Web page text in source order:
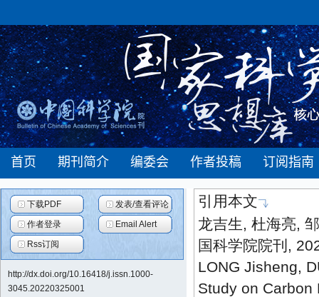
下载PDF
发表/查看评论
作者登录
Email Alert
Rss订阅
http://dx.doi.org/10.16418/j.issn.1000-
3045.20220325001
引用本文
龙吉生, 杜海亮,
国科学院院刊,
LONG Jisheng,
Study on